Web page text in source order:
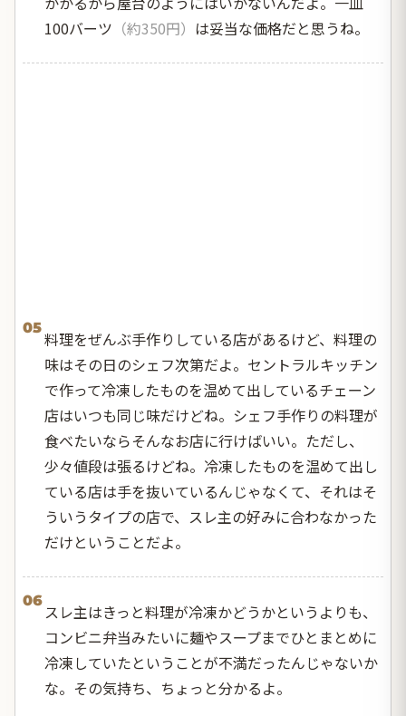
100バーツ （約350円） は妥当な価格だと思うね。
05
料理をぜんぶ手作りしている店があるけど、料理の
味はその日のシェフ次第だよ。セントラルキッチン
で作って冷凍したものを温めて出しているチェーン
店はいつも同じ味だけどね。シェフ手作りの料理が
食べたいならそんなお店に行けばいい。ただし、
少々値段は張るけどね。冷凍したものを温めて出し
ている店は手を抜いているんじゃなくて、それはそ
ういうタイプの店で、スレ主の好みに合わなかった
だけということだよ。
06
スレ主はきっと料理が冷凍かどうかというよりも、
コンビニ弁当みたいに麺やスープまでひとまとめに
冷凍していたということが不満だったんじゃないか
な。その気持ち、ちょっと分かるよ。